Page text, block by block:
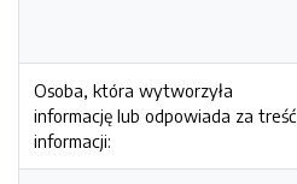
Osoba, która wytworzyła
informację lub odpowiada za treść
informacji: